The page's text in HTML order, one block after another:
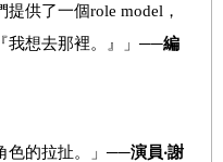
供了一個role model，
想去那裡。』」 ──編
色的拉扯。」 ──演員‧謝